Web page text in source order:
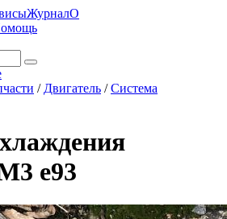
ЖурналО
/ Двигатель /Система
е93